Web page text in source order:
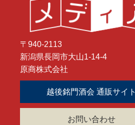
〒940-2113
新潟県長岡市大山1-14-4
原商株式会社
越後銘門酒会 通販サイト
お問い合わせ